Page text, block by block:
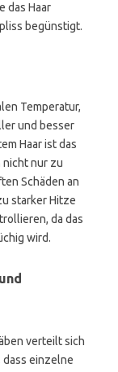
das Haar
begünstigt.
Temperatur,
und besser
Haar ist das
nicht nur zu
Schäden an
starker Hitze
da das
wird.
verteilt sich
einzelne